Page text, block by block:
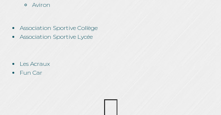
Aviron
Association Sportive Collège
Association Sportive Lycée
Les Acraux
Fun Car